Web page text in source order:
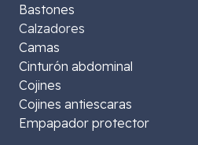
Bastones
Calzadores
Camas
Cinturón abdominal
Cojines
Cojines antiescaras
Empapador protector